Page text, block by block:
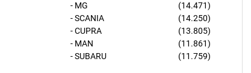
- MG
(14.471)
- SCANIA
(14.250)
- CUPRA
(13.805)
- MAN
(11.861)
- SUBARU
(11.759)